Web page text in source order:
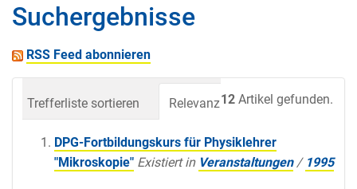
Suchergebnisse
RSS Feed abonnieren
12 Artikel gefunden.
Trefferliste sortieren Relevanz Datum
DPG-Fortbildungskurs für Physiklehrer
"Mikroskopie" Existiert in Veranstaltungen / 1995